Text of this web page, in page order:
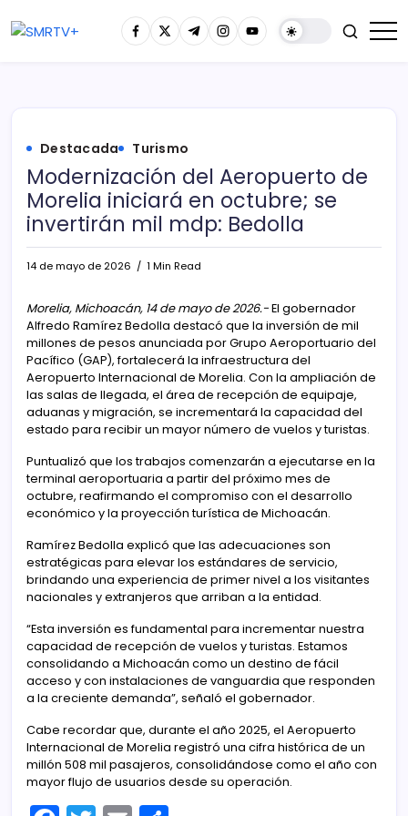
Destacada Turismo
Modernización del Aeropuerto de
Morelia iniciará en octubre; se
invertirán mil mdp: Bedolla
14 de mayo de 2026 1 Min Read
Morelia, Michoacán, 14 de mayo de 2026.-El gobernador
Alfredo Ramírez Bedolla destacó que la inversión de mil
millones de pesos anunciada por Grupo Aeroportuario del
Pacífico (GAP), fortalecerá la infraestructura del
Aeropuerto Internacional de Morelia. Con la ampliación de
las salas de llegada, el área de recepción de equipaje,
aduanas y migración, se incrementará la capacidad del
estado para recibir un mayor número de vuelos y turistas.
Puntualizó que los trabajos comenzarán a ejecutarse en la
terminal aeroportuaria a partir del próximo mes de
octubre, reafirmando el compromiso con el desarrollo
económico y la proyección turística de Michoacán.
Ramírez Bedolla explicó que las adecuaciones son
estratégicas para elevar los estándares de servicio,
brindando una experiencia de primer nivel a los visitantes
nacionales y extranjeros que arriban a la entidad.
“Esta inversión es fundamental para incrementar nuestra
capacidad de recepción de vuelos y turistas. Estamos
consolidando a Michoacán como un destino de fácil
acceso y con instalaciones de vanguardia que responden
a la creciente demanda”, señaló el gobernador.
Cabe recordar que, durante el año 2025, el Aeropuerto
Internacional de Morelia registró una cifra histórica de un
millón 508 mil pasajeros, consolidándose como el año con
mayor flujo de usuarios desde su operación.